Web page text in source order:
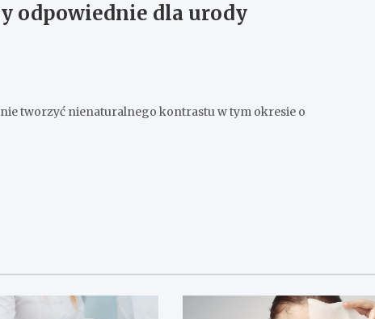
odpowiednie dla urody
tworzyć nienaturalnego kontrastu w tym okresie o